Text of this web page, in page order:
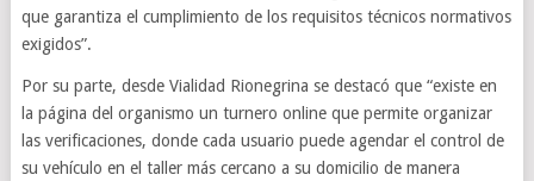
que garantiza el cumplimiento de los requisitos técnicos normativos
exigidos”.
Por su parte, desde Vialidad Rionegrina se destacó que “existe en
la página del organismo un turnero online que permite organizar
las verificaciones, donde cada usuario puede agendar el control de
su vehículo en el taller más cercano a su domicilio de manera